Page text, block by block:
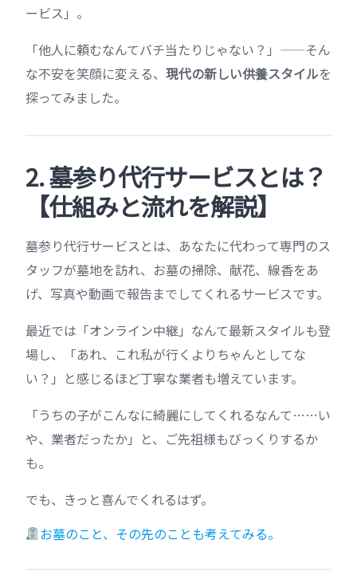
ービス」。
「他人に頼むなんてバチ当たりじゃない？」——そん
な不安を笑顔に変える、 現代の新しい供養スタイルを
探ってみました。
2. 墓参り代行サービスとは？
【仕組みと流れを解説】
墓参り代行サービスとは、あなたに代わって専門のス
タッフが墓地を訪れ、お墓の掃除、献花、線香をあ
げ、写真や動画で報告までしてくれるサービスです。
最近では「オンライン中継」なんて最新スタイルも登
場し、「あれ、これ私が行くよりちゃんとしてな
い？」と感じるほど丁寧な業者も増えています。
「うちの子がこんなに綺麗にしてくれるなんて……い
や、業者だったか」と、ご先祖様もびっくりするか
も。
でも、きっと喜んでくれるはず。
お墓のこと、その先のことも考えてみる。